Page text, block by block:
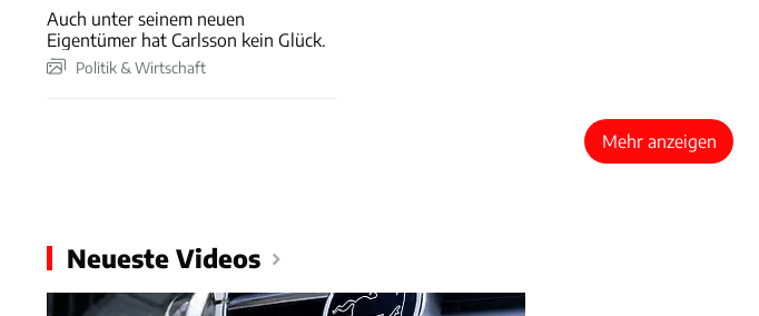
Auch unter seinem neuen
Eigentümer hat Carlsson kein Glück.
Politik & Wirtschaft
Mehr anzeigen
Neueste Videos